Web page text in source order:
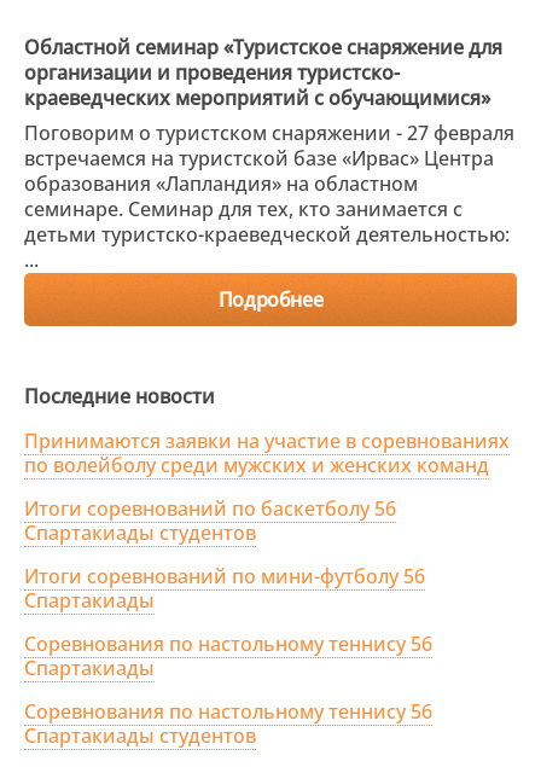
Областной семинар «Туристское снаряжение для
организации и проведения туристско-
краеведческих мероприятий с обучающимися»
Поговорим о туристском снаряжении - 27 февраля
встречаемся на туристской базе «Ирвас» Центра
образования «Лапландия» на областном
семинаре. Семинар для тех, кто занимается с
детьми туристско-краеведческой деятельностью:
...
Подробнее
Последние новости
Принимаются заявки на участие в соревнованиях
по волейболу среди мужских и женских команд
Итоги соревнований по баскетболу 56
Спартакиады студентов
Итоги соревнований по мини-футболу 56
Спартакиады
Соревнования по настольному теннису 56
Спартакиады
Соревнования по настольному теннису 56
Спартакиады студентов